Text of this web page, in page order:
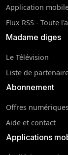
Application
Flux RSS - Toute
Madame diges
Le Télévision
Liste de
Abonnement
Offres
Aide et contact
Applications